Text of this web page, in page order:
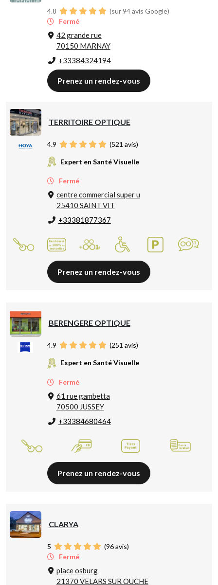
4.8
(sur 94 avis Google)
Fermé
42 grande rue
70150 MARNAY
+33384324194
Prenez un rendez-vous
TERRITOIRE OPTIQUE
4.9 (521 avis)
Expert en Santé Visuelle
Fermé
centre commercial super u
25410 SAINT VIT
+33381877367
Prenez un rendez-vous
BERENGERE OPTIQUE
4.9 (251 avis)
Expert en Santé Visuelle
Fermé
61 rue gambetta
70500 JUSSEY
+33384680464
Prenez un rendez-vous
CLARYA
5 (96avis)
Fermé
place osburg
21370 VELARS SUR OUCHE